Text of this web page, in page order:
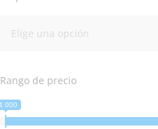
Rango de precio
000